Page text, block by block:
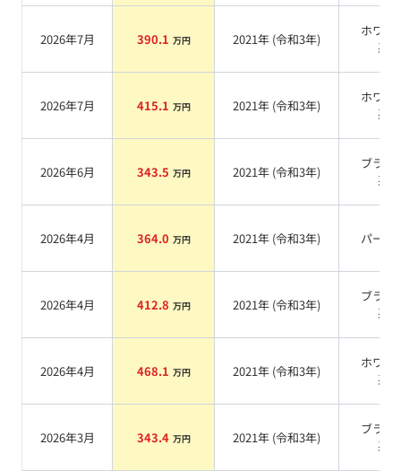
2026年7月 390.1 万円 2021年 (令和3年)
ホワイ
系
2026年7月 415.1 万円 2021年 (令和3年)
ホワイ
系
2026年6月 343.5 万円 2021年 (令和3年)
ブラッ
系
2026年4月 364.0 万円 2021年 (令和3年) パール
2026年4月 412.8 万円 2021年 (令和3年)
ブラッ
系
2026年4月 468.1 万円 2021年 (令和3年)
ホワイ
系
2026年3月 343.4 万円 2021年 (令和3年)
ブラッ
系